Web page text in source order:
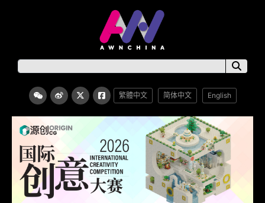
繁體中文 简体中文 English